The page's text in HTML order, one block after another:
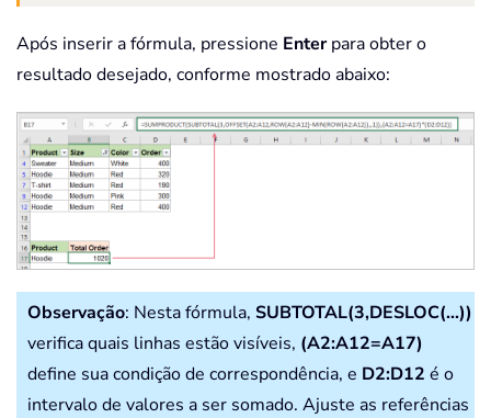
Após inserir a fórmula, pressione Enterpara obter o
resultado desejado, conforme mostrado abaixo:
Observação: Nesta fórmula, SUBTOTAL(3,DESLOC(...))
verifica quais linhas estão visíveis, (A2:A12=A17)
define sua condição de correspondência, e D2:D12 é o
intervalo de valores a ser somado. Ajuste as referências